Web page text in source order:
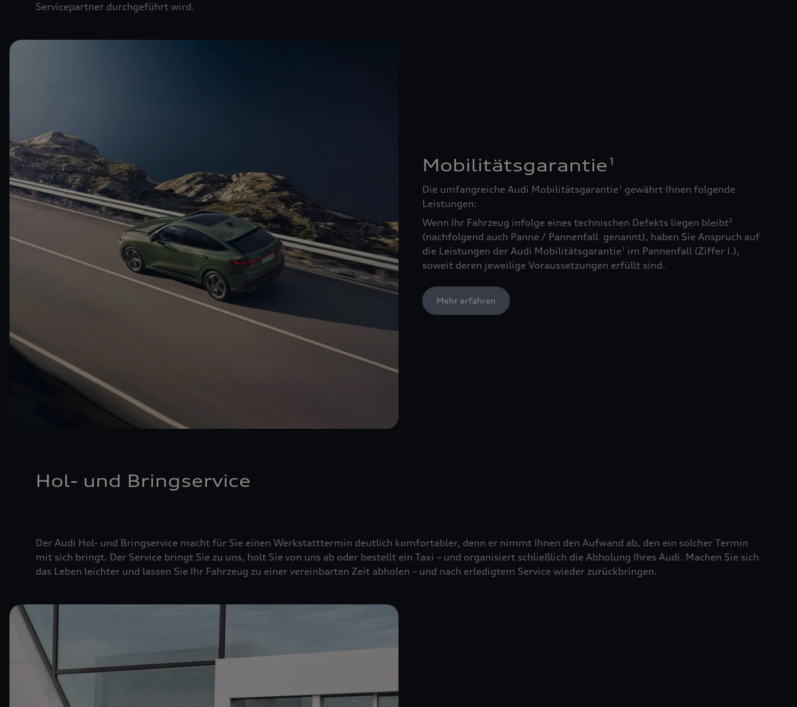
Servicepartner durchgeführt wird.
Mobilitätsgarantie 1
Die umfangreiche Audi Mobilitätsgarantie1
gewährt Ihnen folgende
Leistungen:
Wenn Ihr Fahrzeug infolge eines technischen Defekts liegen bleibt2
(nachfolgend auch Panne / Pannenfall genannt), haben Sie Anspruch auf
die Leistungen der Audi Mobilitätsgarantie1
im Pannenfall (Ziffer I.),
soweit deren jeweilige Voraussetzungen erfüllt sind.
Mehr erfahren
Hol- und Bringservice
Der Audi Hol- und Bringservice macht für Sie einen Werkstatttermin deutlich komfortabler, denn er nimmt Ihnen den Aufwand ab, den ein solcher Termin
mit sich bringt. Der Service bringt Sie zu uns, holt Sie von uns ab oder bestellt ein Taxi – und organisiert schließlich die Abholung Ihres Audi. Machen Sie sich
das Leben leichter und lassen Sie Ihr Fahrzeug zu einer vereinbarten Zeit abholen – und nach erledigtem Service wieder zurückbringen.